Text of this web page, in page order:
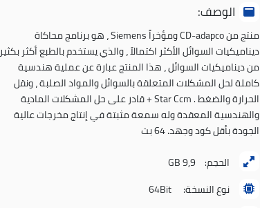
الوصف:
منتج من CD-adapco ومؤخراً Siemens ، هو برنامج محاكاة
ديناميكيات السوائل الأكثر اكتمالاً ، والذي يستخدم بالطبع أكثر بكثير
من ديناميكيات السوائل ، هذا المنتج عبارة عن عملية هندسية
كاملة لحل المشكلات المتعلقة بالسوائل والمواد الصلبة ، ونقل
الحرارة والضغط . Star Ccm + قادر على حل المشكلات المادية
والهندسية المعقدة وله سمعة مثبتة في إنتاج مخرجات عالية
الجودة بأقل كود وجهد. 64 بت
الحجم: 9,9 GB
نوع النسخة:
64Bit